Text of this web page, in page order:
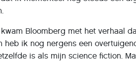
Bloomberg met het verhaal
heb ik nog nergens een
is als mijn science fiction.